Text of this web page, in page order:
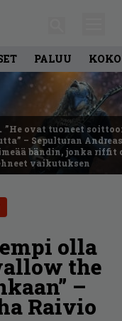
PALUU
”He ovat tuoneet
– Sepulturan
bändin, jonka riffit
vaikutuksen
olla
the
–
Raivio